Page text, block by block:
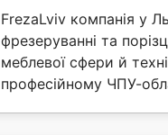
FrezaLviv компанія у
фрезеруванні та
меблевої сфери й
професійному ЧПУ-